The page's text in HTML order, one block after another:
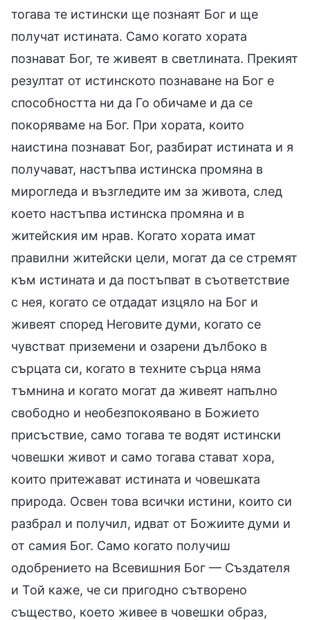
тогава те истински ще познаят Бог и ще
получат истината. Само когато хората
познават Бог, те живеят в светлината. Прекият
резултат от истинското познаване на Бог е
способността ни да Го обичаме и да се
покоряваме на Бог. При хората, които
наистина познават Бог, разбират истината и я
получават, настъпва истинска промяна в
мирогледа и възгледите им за живота, след
което настъпва истинска промяна и в
житейския им нрав. Когато хората имат
правилни житейски цели, могат да се стремят
към истината и да постъпват в съответствие
с нея, когато се отдадат изцяло на Бог и
живеят според Неговите думи, когато се
чувстват приземени и озарени дълбоко в
сърцата си, когато в техните сърца няма
тъмнина и когато могат да живеят напълно
свободно и необезпокоявано в Божието
присъствие, само тогава те водят истински
човешки живот и само тогава стават хора,
които притежават истината и човешката
природа. Освен това всички истини, които си
разбрал и получил, идват от Божиите думи и
от самия Бог. Само когато получиш
одобрението на Всевишния Бог — Създателя
и Той каже, че си пригодно сътворено
същество, което живее в човешки образ,